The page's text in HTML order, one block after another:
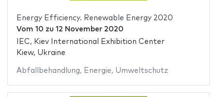
Energy Efficiency. Renewable Energy 2020
Vom 10 zu 12 November 2020
IEC, Kiev International Exhibition Center
Kiew, Ukraine
Abfallbehandlung, Energie, Umweltschutz